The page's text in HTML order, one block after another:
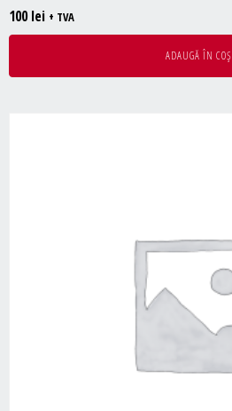
100lei + TVA
ADAUGĂ ÎN COȘ